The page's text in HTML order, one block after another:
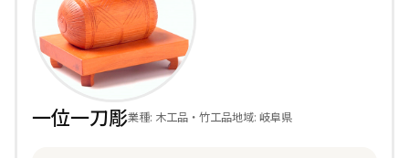
一位一刀彫業種: 木工品・竹工品地域: 岐阜県